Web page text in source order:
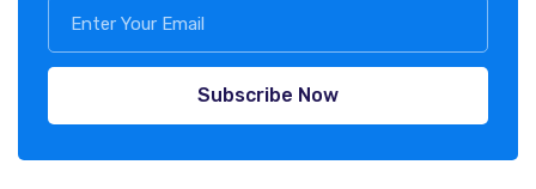
Subscribe Now